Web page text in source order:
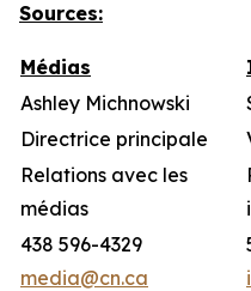
Sources:
Médias
Ashley Michnowski
Directrice principale
Relations avec les
médias
438 596-4329
media@cn.ca